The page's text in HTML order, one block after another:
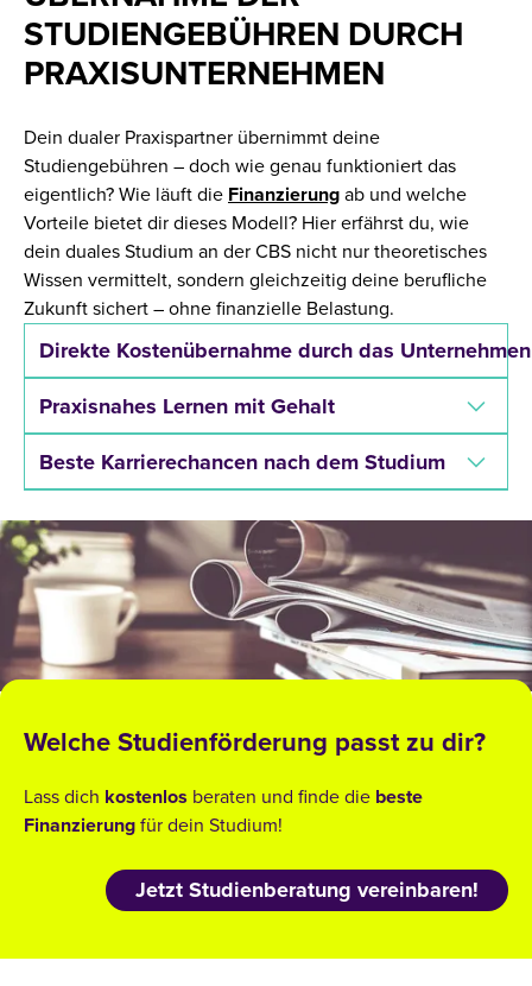
STUDIENGEBÜHREN DURCH
PRAXISUNTERNEHMEN
Dein dualer Praxispartner übernimmt deine
Studiengebühren – doch wie genau funktioniert das
eigentlich? Wie läuft die Finanzierung ab und welche
Vorteile bietet dir dieses Modell? Hier erfährst du, wie
dein duales Studium an der CBS nicht nur theoretisches
Wissen vermittelt, sondern gleichzeitig deine berufliche
Zukunft sichert – ohne finanzielle Belastung.
Direkte Kostenübernahme durch das Unternehmen
Praxisnahes Lernen mit Gehalt
Beste Karrierechancen nach dem Studium
Welche Studienförderung passt zu dir?
Lass dich kostenlos beraten und finde die beste
Finanzierung für dein Studium!
Jetzt Studienberatung vereinbaren!